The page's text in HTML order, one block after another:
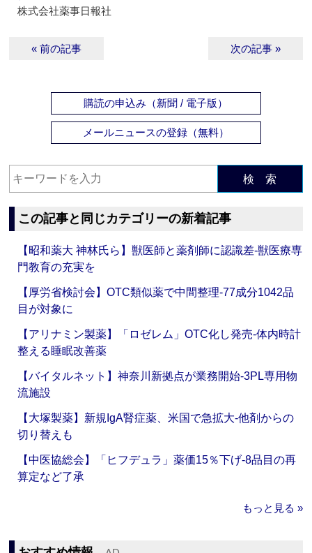
株式会社薬事日報社
« 前の記事 次の記事 »
購読の申込み（新聞 / 電子版）
メールニュースの登録（無料）
検 索
この記事と同じカテゴリーの新着記事
【昭和薬大 神林氏ら】獣医師と薬剤師に認識差‐獣医療専
門教育の充実を
【厚労省検討会】OTC類似薬で中間整理‐77成分1042品
目が対象に
【アリナミン製薬】「ロゼレム」OTC化し発売‐体内時計
整える睡眠改善薬
【バイタルネット】神奈川新拠点が業務開始‐3PL専用物
流施設
【大塚製薬】新規IgA腎症薬、米国で急拡大‐他剤からの
切り替えも
【中医協総会】「ヒフデュラ」薬価15％下げ‐8品目の再
算定など了承
もっと見る »